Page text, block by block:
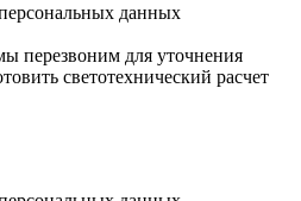
данных
перезвоним для уточнения
светотехнический расчет